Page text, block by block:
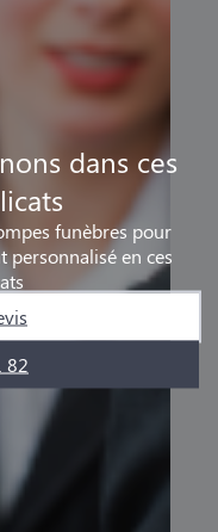
dans ces
funèbres pour
personnalisé en ces
82